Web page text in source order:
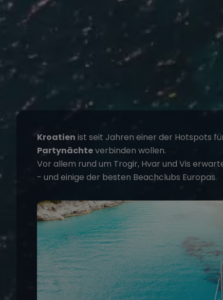
Kroatien ist seit Jahren einer der Hotspots
Partynächteverbinden wollen.
Vor allem rund um Trogir, Hvar und Vis
- und einige der besten Beachclubs Europas.